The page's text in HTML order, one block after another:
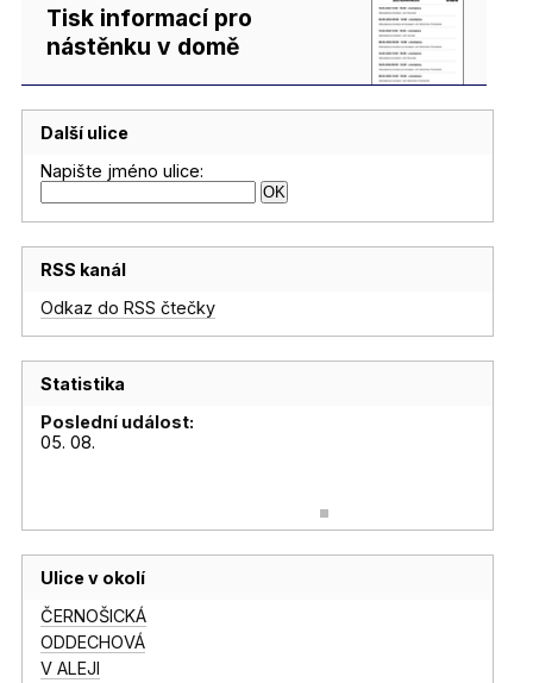
Tisk informací pro
nástěnku v domě
Další ulice
Napište jméno ulice:
RSS kanál
Odkaz do RSS čtečky
Statistika
Poslední událost:
05. 08.
Ulice v okolí
ČERNOŠICKÁ
ODDECHOVÁ
V ALEJI